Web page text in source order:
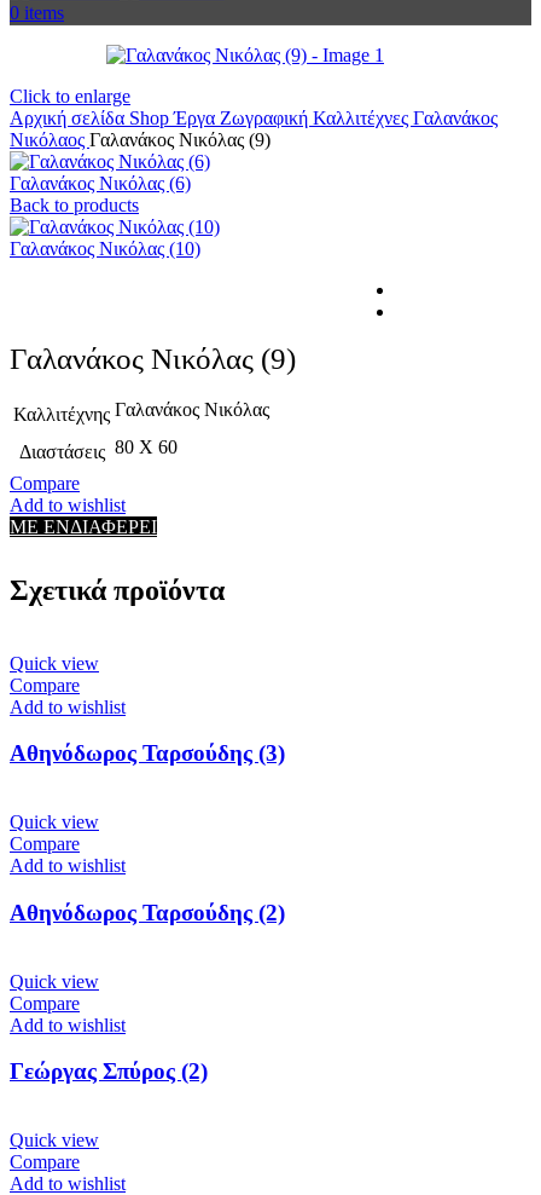
0 items
Click to enlarge
Αρχική σελίδα ShopΈργα Ζωγραφική Καλλιτέχνες Γαλανάκος
Νικόλαος Γαλανάκος Νικόλας (9)
Γαλανάκος Νικόλας (6)
Back to products
Γαλανάκος Νικόλας (10)
Γαλανάκος Νικόλας (9)
Καλλιτέχνης Γαλανάκος Νικόλας
Διαστάσεις 80 X 60
Compare
Add to wishlist
ΜΕ ΕΝΔΙΑΦΕΡΕΙ
Σχετικά προϊόντα
Quick view
Compare
Add to wishlist
Αθηνόδωρος Ταρσούδης (3)
Quick view
Compare
Add to wishlist
Αθηνόδωρος Ταρσούδης (2)
Quick view
Compare
Add to wishlist
Γεώργας Σπύρος (2)
Quick view
Compare
Add to wishlist